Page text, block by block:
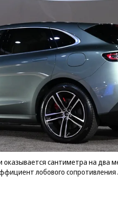
оказывается сантиметра на два
лобового